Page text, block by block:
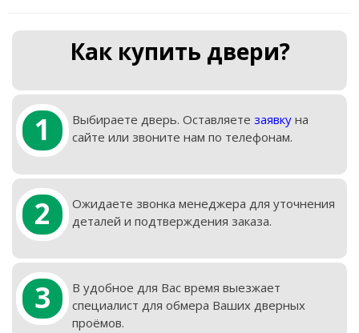
Как купить двери?
1 Выбираете дверь. Оставляете заявкуна
сайте или звоните нам по телефонам.
2
Ожидаете звонка менеджера для уточнения
деталей и подтверждения заказа.
3
В удобное для Вас время выезжает
специалист для обмера Ваших дверных
проёмов.